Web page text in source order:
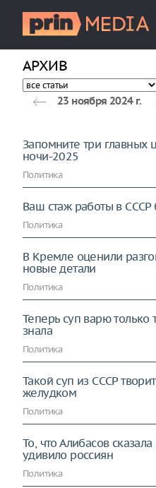
АРХИВ
23 ноября 2024 г.
Запомните три главных
ночи-2025
Политика
Ваш стаж работы в СССР
Политика
В Кремле оценили
новые детали
Политика
Теперь суп варю только
знала
Политика
Такой суп из СССР
желудком
Политика
То, что Алибасов
удивило россиян
Политика